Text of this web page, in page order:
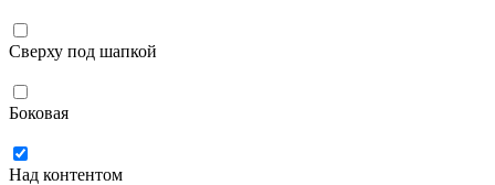
Сверху под шапкой
Боковая
Над контентом